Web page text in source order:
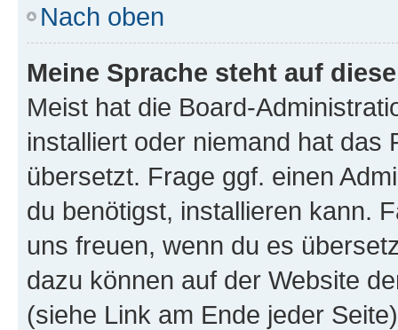
Nach oben
Meine Sprache steht auf
Meist hat die Board-
installiert oder niemand hat das
übersetzt. Frage ggf. einen
du benötigst, installieren kann.
uns freuen, wenn du es
dazu können auf der Website
(siehe Link am Ende jeder